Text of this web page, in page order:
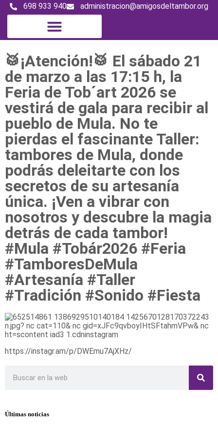
698 933 940 administracion@amigosdeltambor.org
🥁¡Atención!🥁 El sábado 21
de marzo a las 17:15 h, la
Feria de Tob´art 2026 se
vestirá de gala para recibir al
pueblo de Mula. No te
pierdas el fascinante Taller:
tambores de Mula, donde
podrás deleitarte con los
secretos de su artesanía
única. ¡Ven a vibrar con
nosotros y descubre la magia
detrás de cada tambor!
#Mula #Tobár2026 #Feria
#TamboresDeMula
#Artesanía #Taller
#Tradición #Sonido #Fiesta
https://instagr.am/p/DWEmu7AjXHz/
Últimas noticias